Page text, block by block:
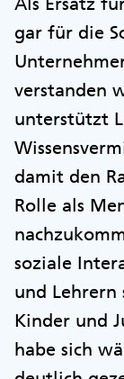
gar für die
verstanden
unterstützt
damit den
Rolle als
soziale
und
Kinder und
habe sich